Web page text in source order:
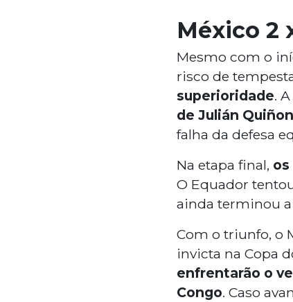
México 2
Mesmo com o
risco de
superioridade.
de Julián
falha da defesa
Na etapa final,
O Equador
ainda terminou
Com o triunfo, o
invicta na Copa
enfrentarão o
Congo. Caso